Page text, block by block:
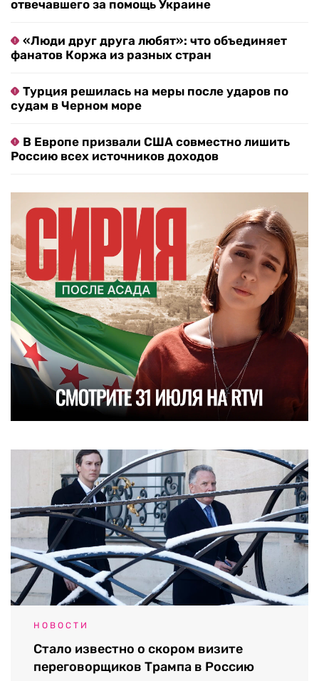
отвечавшего за помощь Украине
«Люди друг друга любят»: что объединяет
фанатов Коржа из разных стран
Турция решилась на меры после ударов по
судам в Черном море
В Европе призвали США совместно лишить
Россию всех источников доходов
НОВОСТИ
Стало известно о скором визите
переговорщиков Трампа в Россию